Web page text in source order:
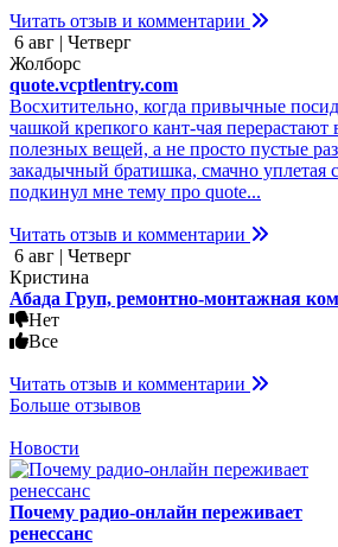
Читать отзыв и комментарии
6 авг | Четверг
Жолборс
quote.vcptlentry.com
Восхитительно, когда привычные
чашкой крепкого кант-чая перерастают
полезных вещей, а не просто пустые
закадычный братишка, смачно уплетая
подкинул мне тему про quote...
Читать отзыв и комментарии
6 авг | Четверг
Кристина
Абада Груп, ремонтно-монтажная
Нет
Все
Читать отзыв и комментарии
Больше отзывов
Новости
Почему радио-онлайн переживает
ренессанс